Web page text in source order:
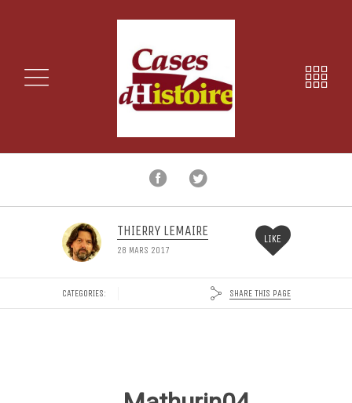
THIERRY LEMAIRE
28 MARS 2017
LIKE
CATEGORIES: SHARE THIS PAGE